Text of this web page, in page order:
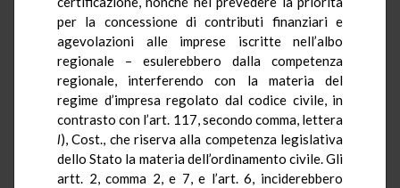
per la concessione di contributi finanziari e
agevolazioni alle imprese iscritte nell’albo
regionale – esulerebbero dalla competenza
regionale, interferendo con la materia del
regime d’impresa regolato dal codice civile, in
contrasto con l’art. 117, secondo comma, lettera
l), Cost., che riserva alla competenza legislativa
dello Stato la materia dell’ordinamento civile. Gli
artt. 2, comma 2, e 7, e l’art. 6, inciderebbero